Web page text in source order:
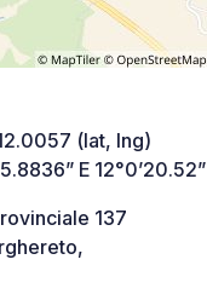
(lat, lng)
E 12°0’20.52”
137